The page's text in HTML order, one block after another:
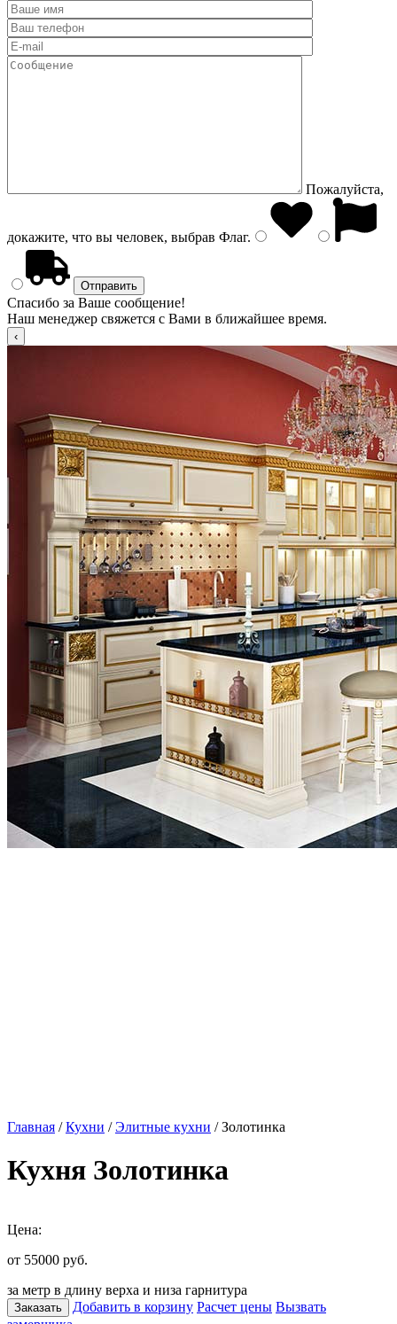
Пожалуйста,
докажите, что вы человек, выбрав Флаг.
Спасибо за Ваше сообщение!
Наш менеджер свяжется с Вами в ближайшее время.
Главная /Кухни /Элитные кухни / Золотинка
Кухня Золотинка
Цена:
от 55000 руб.
за метр в длину верха и низа гарнитура
Заказать Добавить в корзину Расчет цены Вызвать